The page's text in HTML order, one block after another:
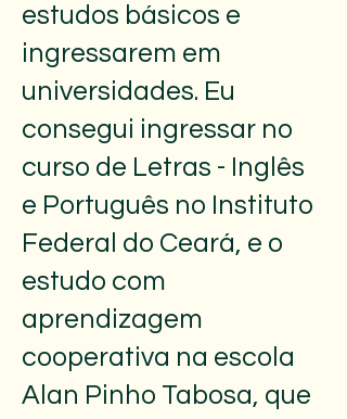
estudos básicos e
ingressarem em
universidades. Eu
consegui ingressar no
curso de Letras - Inglês
e Português no Instituto
Federal do Ceará, e o
estudo com
aprendizagem
cooperativa na escola
Alan Pinho Tabosa, que